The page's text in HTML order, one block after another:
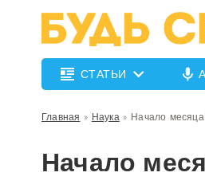
СТАТЬИ
Главная » Наука» Начало
Начало